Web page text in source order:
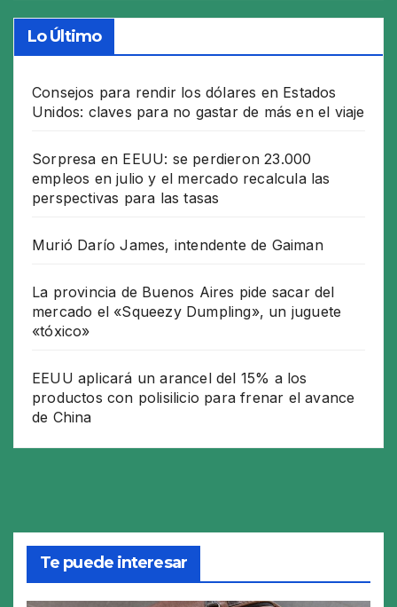
Lo Último
Consejos para rendir los dólares en Estados
Unidos: claves para no gastar de más en el viaje
Sorpresa en EEUU: se perdieron 23.000
empleos en julio y el mercado recalcula las
perspectivas para las tasas
Murió Darío James, intendente de Gaiman
La provincia de Buenos Aires pide sacar del
mercado el «Squeezy Dumpling», un juguete
«tóxico»
EEUU aplicará un arancel del 15% a los
productos con polisilicio para frenar el avance
de China
Te puede interesar